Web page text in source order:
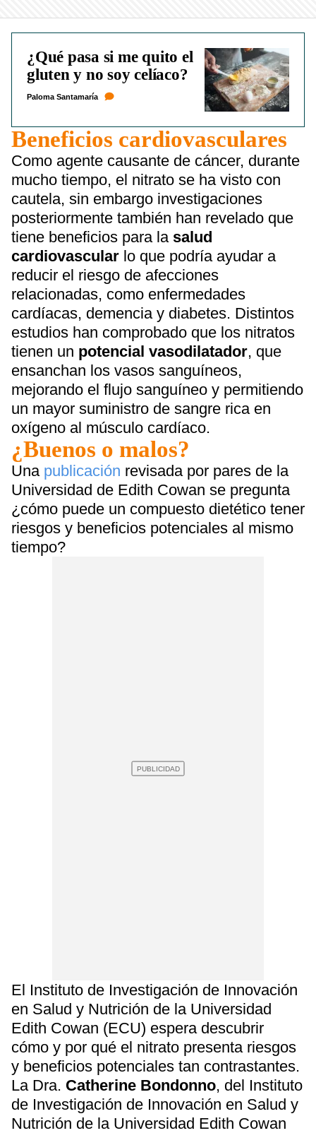
¿Qué pasa si me quito el
gluten y no soy celíaco?
Paloma Santamaría
Beneficios cardiovasculares
Como agente causante de cáncer, durante
mucho tiempo, el nitrato se ha visto con
cautela, sin embargo investigaciones
posteriormente también han revelado que
tiene beneficios para lasalud
cardiovascular lo que podría ayudar a
reducir el riesgo de afecciones
relacionadas, como enfermedades
cardíacas, demencia y diabetes. Distintos
estudios han comprobado que los nitratos
tienen un potencial vasodilatador, que
ensanchan los vasos sanguíneos,
mejorando el flujo sanguíneo y permitiendo
un mayor suministro de sangre rica en
oxígeno al músculo cardíaco.
¿Buenos o malos?
Una publicación revisada por pares de la
Universidad de Edith Cowan se pregunta
¿cómo puede un compuesto dietético tener
riesgos y beneficios potenciales al mismo
tiempo?
El Instituto de Investigación de Innovación
en Salud y Nutrición de la Universidad
Edith Cowan (ECU) espera descubrir
cómo y por qué el nitrato presenta riesgos
y beneficios potenciales tan contrastantes.
La Dra. Catherine Bondonno, del Instituto
de Investigación de Innovación en Salud y
Nutrición de la Universidad Edith Cowan